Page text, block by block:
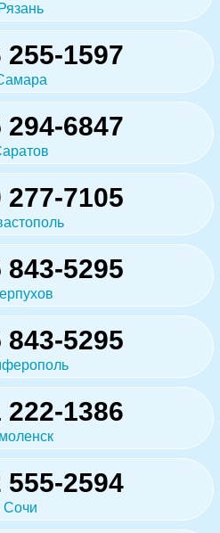
Рязань
255-1597
294-6847
277-7105
843-5295
843-5295
222-1386
555-2594
Сочи